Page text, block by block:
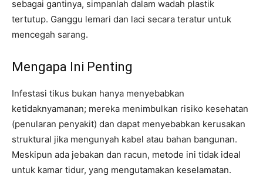
sebagai gantinya, simpanlah dalam wadah plastik
tertutup. Ganggu lemari dan laci secara teratur untuk
mencegah sarang.
Mengapa Ini Penting
Infestasi tikus bukan hanya menyebabkan
ketidaknyamanan; mereka menimbulkan risiko kesehatan
(penularan penyakit) dan dapat menyebabkan kerusakan
struktural jika mengunyah kabel atau bahan bangunan.
Meskipun ada jebakan dan racun, metode ini tidak ideal
untuk kamar tidur, yang mengutamakan keselamatan.